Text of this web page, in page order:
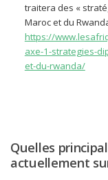
traitera des «
Maroc et du
https://
axe-1-strategies-
et-du-rwanda/
Quelles
actuellement